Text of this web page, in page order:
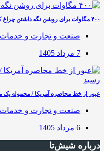
۴۰۰ مگاوات برای روشن نگه داشتن چراغ کسب‌وکار‌ها
صنعت و تجارت و خدمات
7 مرداد 1405
عبور از خط محاصره آمریکا / محموله یک
صنعت و تجارت و خدمات
6 مرداد 1405
درباره شیش‌تا